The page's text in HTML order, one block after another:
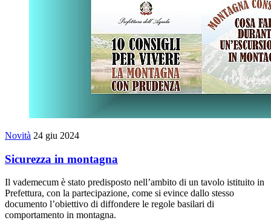
Novità 24 giu 2024
Sicurezza in montagna
Il vademecum è stato predisposto nell’ambito di un tavolo istituito in
Prefettura, con la partecipazione, come si evince dallo stesso
documento l’obiettivo di diffondere le regole basilari di
comportamento in montagna.